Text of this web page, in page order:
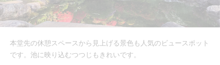
本堂先の休憩スペースから見上げる景色も人気のビュースポット
です。池に映り込むつつじもきれいです。